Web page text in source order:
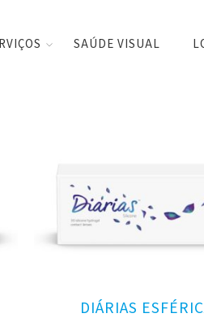
SAÚDE VISUAL
DIÁRIAS